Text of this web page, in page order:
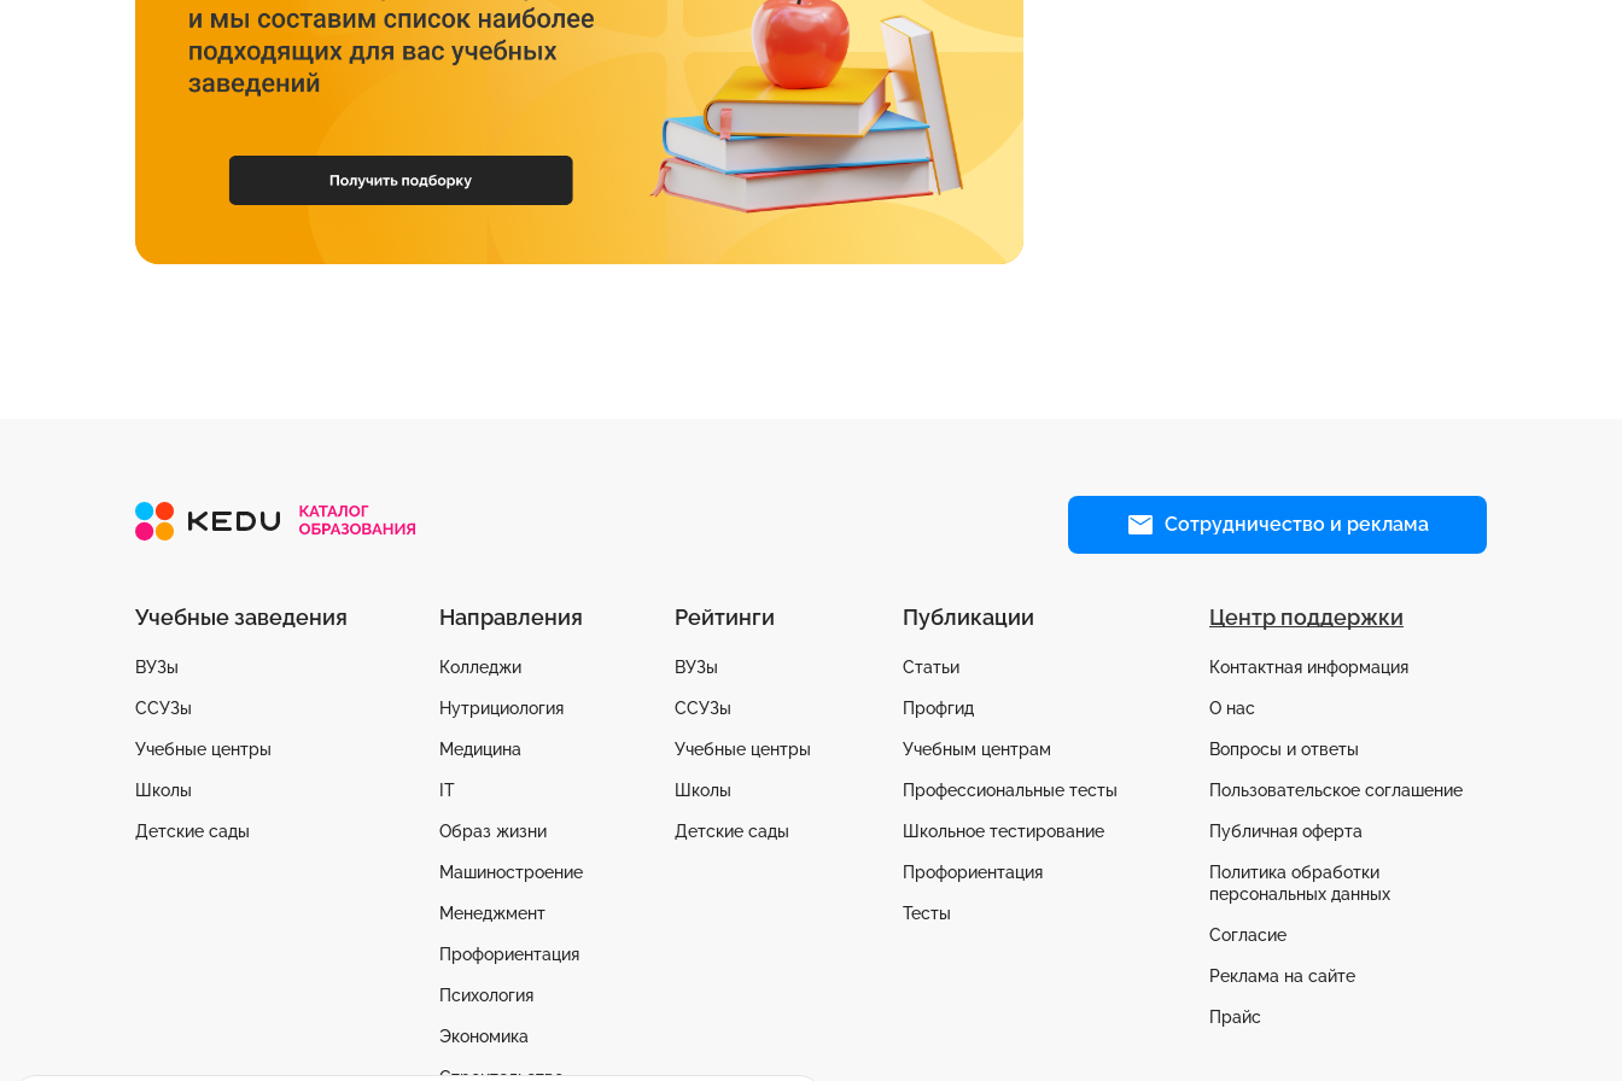
Сотрудничество и реклама
Учебные заведения
ВУЗы
ССУЗы
Учебные центры
Школы
Детские сады
Направления
Колледжи
Нутрициология
Медицина
IT
Образ жизни
Машиностроение
Менеджмент
Профориентация
Психология
Экономика
Рейтинги
ВУЗы
ССУЗы
Учебные центры
Школы
Детские сады
Публикации
Статьи
Профгид
Учебным центрам
Профессиональные тесты
Школьное тестирование
Профориентация
Тесты
Центр поддержки
Контактная информация
О нас
Вопросы и ответы
Пользовательское соглашение
Публичная оферта
Политика обработки
персональных данных
Согласие
Реклама на сайте
Прайс